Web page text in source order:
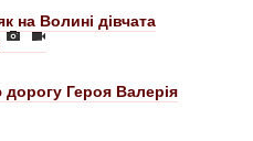
на Волині дівчата
Героя Валерія